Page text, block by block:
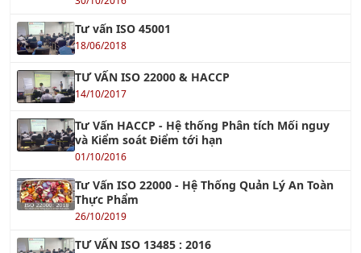
Tư vấn ISO 45001
18/06/2018
TƯ VẤN ISO 22000 & HACCP
14/10/2017
Tư Vấn HACCP - Hệ thống Phân tích Mối nguy
và Kiểm soát Điểm tới hạn
01/10/2016
Tư Vấn ISO 22000 - Hệ Thống Quản Lý An Toàn
Thực Phẩm
26/10/2019
TƯ VẤN ISO 13485 : 2016